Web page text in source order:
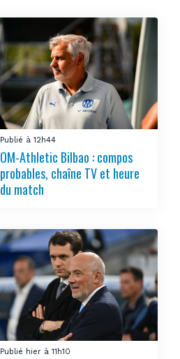
Publié à 12h44
OM-Athletic Bilbao : compos
probables, chaîne TV et heure
du match
Publié hier à 11h10